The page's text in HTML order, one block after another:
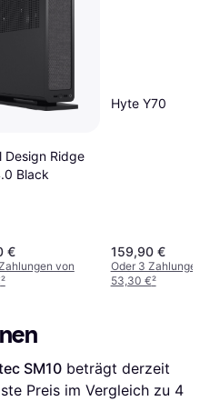
Design Ridge
Black
€
von
²
Hyte Y70
159,90 €
Oder 3
53,30 €²
SM10
Preis im Vergleich zu 4